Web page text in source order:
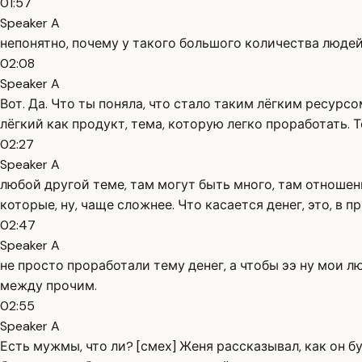
Speaker A
непонятно, почему у такого большого количества
02:08
Speaker A
Вот. Да. Что ты поняла, что стало таким лёгким
лёгкий как продукт, тема, которую легко проработать.
02:27
Speaker A
любой другой теме, там могут быть много, там
которые, ну, чаще сложнее. Что касается денег, это,
02:47
Speaker A
не просто проработали тему денег, а чтобы ээ ну
между прочим.
02:55
Speaker A
Есть мужмы, что ли? [смех] Женя рассказывал, как он